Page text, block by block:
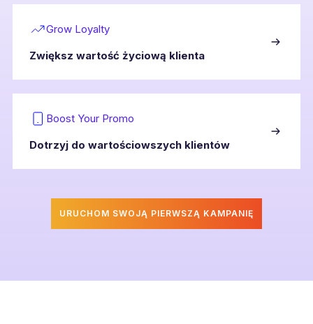
Grow Loyalty
Zwiększ wartość życiową klienta
Boost Your Promo
Dotrzyj do wartościowszych klientów
URUCHOM SWOJĄ PIERWSZĄ KAMPANIĘ